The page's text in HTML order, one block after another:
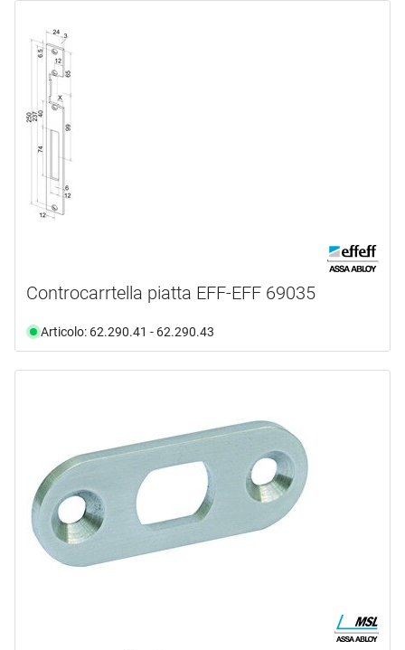
Controcarrtella piatta EFF-EFF 69035
Articolo: 62.290.41 - 62.290.43